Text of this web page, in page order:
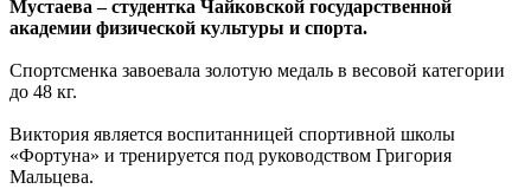
Мустаева – студентка Чайковской государственной
академии физической культуры и спорта.
Спортсменка завоевала золотую медаль в весовой категории
до 48 кг.
Виктория является воспитанницей спортивной школы
«Фортуна» и тренируется под руководством Григория
Мальцева.